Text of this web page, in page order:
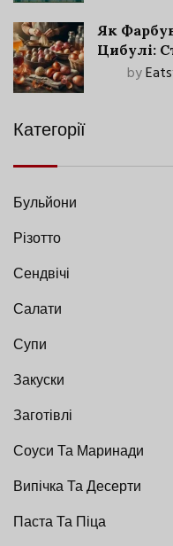
Як
Цибулі:
by
Категорії
Бульйони
Різотто
Сендвічі
Салати
Супи
Закуски
Заготівлі
Соуси Та Маринади
Випічка Та Десерти
Паста Та Піца